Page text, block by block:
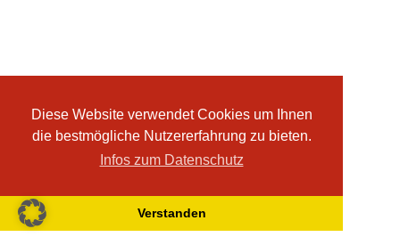
Diese Website verwendet Cookies um Ihnen
die bestmögliche Nutzererfahrung zu bieten.
Infos zum Datenschutz
Verstanden